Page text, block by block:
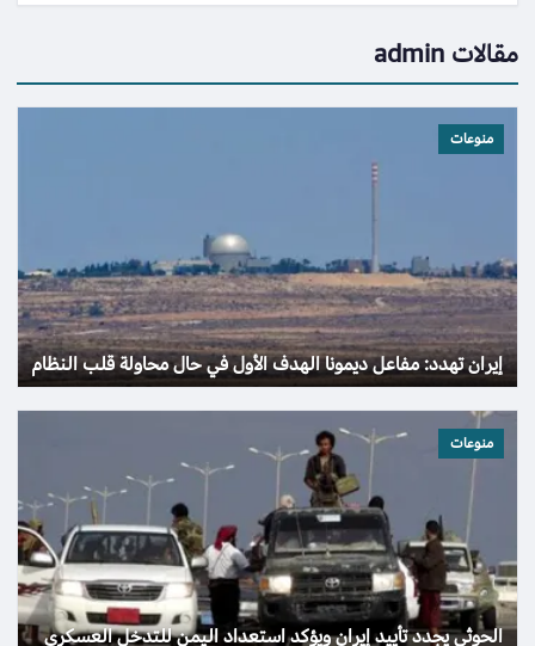
مقالات admin
منوعات
إيران تهدد: مفاعل ديمونا الهدف الأول في حال محاولة قلب النظام
منوعات
الحوثي يجدد تأييد إيران ويؤكد استعداد اليمن للتدخل العسكري